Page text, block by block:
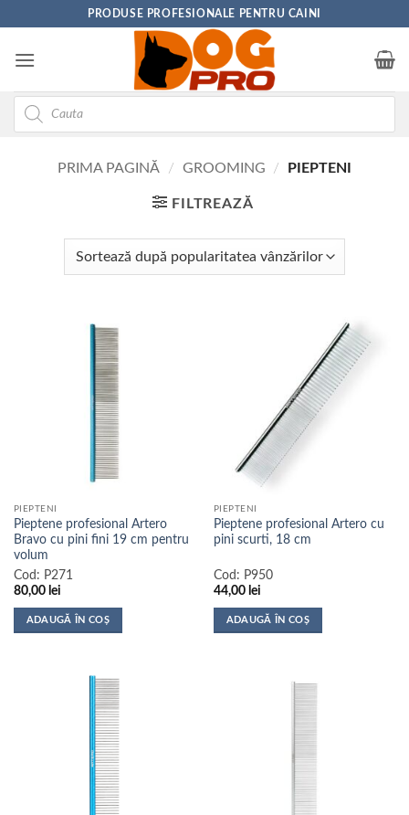
content
PRODUSE PROFESIONALE PENTRU CAINI
Products
search
PRIMA PAGINĂ / GROOMING / PIEPTENI
FILTREAZĂ
PIEPTENI
Pieptene profesional Artero
Bravo cu pini fini 19 cm pentru
volum
Cod: P271
80,00 lei
ADAUGĂ ÎN COȘ
PIEPTENI
Pieptene profesional Artero cu
pini scurti, 18 cm
Cod: P950
44,00 lei
ADAUGĂ ÎN COȘ